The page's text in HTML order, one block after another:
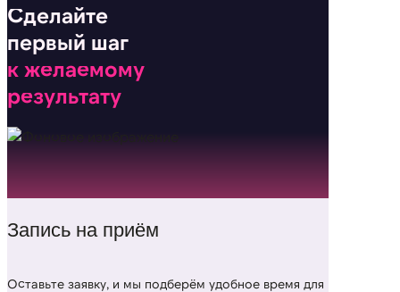
Сделайте
первый шаг
к желаемому
результату
Запись на приём
Оставьте заявку, и мы подберём удобное время для